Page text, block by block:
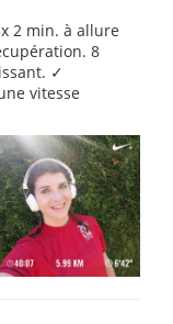
2 min. à allure
8
✓
vitesse